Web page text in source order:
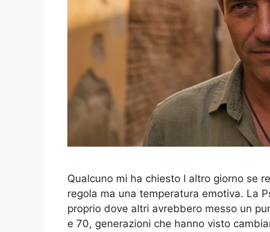
Qualcuno mi ha chiesto l altro giorno se
regola ma una temperatura emotiva. La
proprio dove altri avrebbero messo un
e 70, generazioni che hanno visto